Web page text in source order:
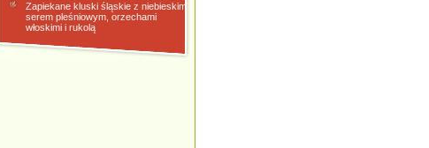
Zapiekane kluski śląskie z niebieskim
serem pleśniowym, orzechami
włoskimi i rukolą